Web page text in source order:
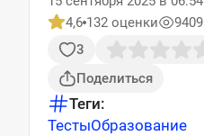
4,6 132 оценки
9409
3
Поделиться
Теги:
ТестыОбразование